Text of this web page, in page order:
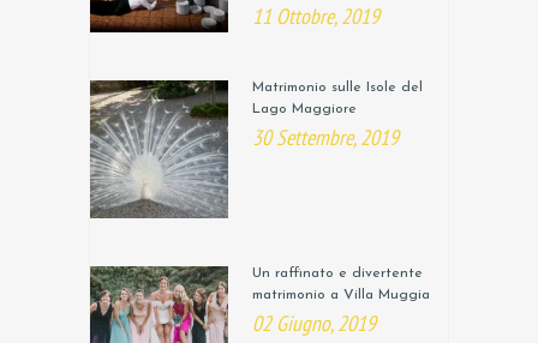
11 Ottobre, 2019
Matrimonio sulle Isole del
Lago Maggiore
30 Settembre, 2019
Un raffinato e divertente
matrimonio a Villa Muggia
02 Giugno, 2019